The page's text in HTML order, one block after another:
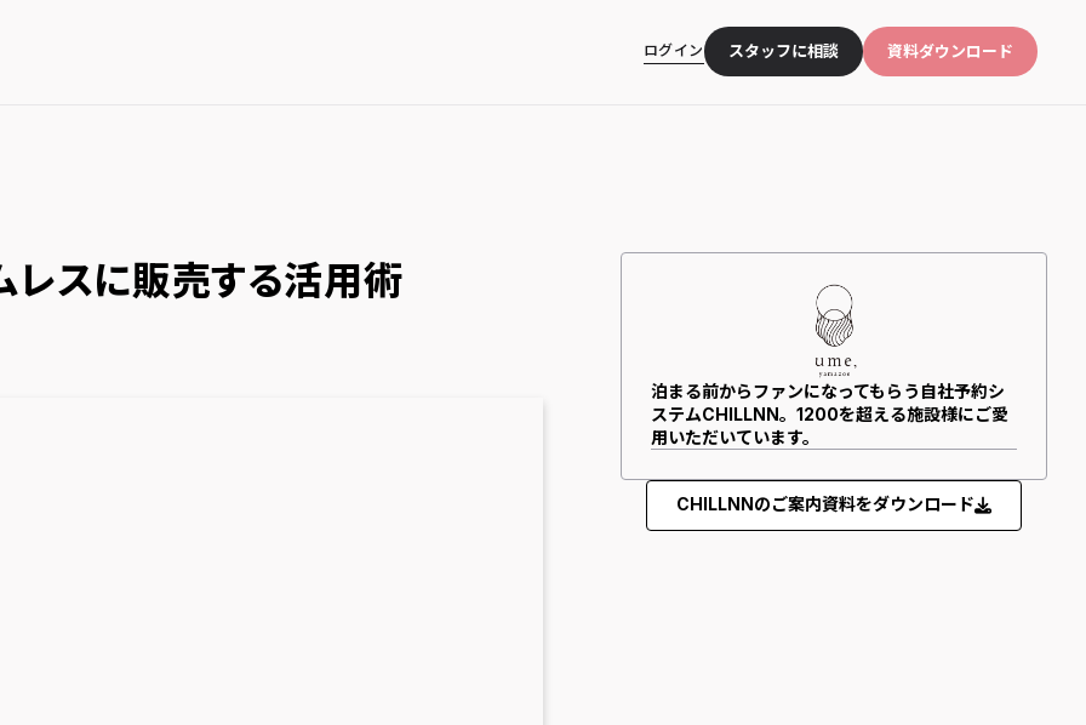
ログイン スタッフに相談 資料ダウンロード
レスに販売する活用術
泊まる前からファンになってもらう自社予約シ
ステムCHILLNN。1200を超える施設様にご愛
用いただいています。
CHILLNNのご案内資料をダウンロード